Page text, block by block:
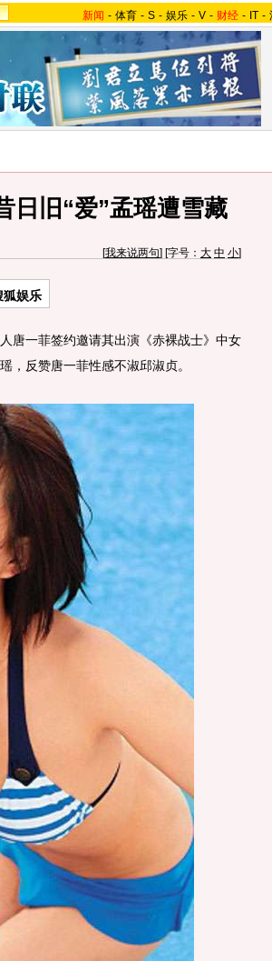
新闻 - 体育 - S - 娱乐 - V - 财经 - IT -
日旧“爱”孟瑶遭雪藏
[我来说两句] [字号： 大 中 小]
狐娱乐
一菲签约邀请其出演《赤裸战士》中女
，反赞唐一菲性感不淑邱淑贞。